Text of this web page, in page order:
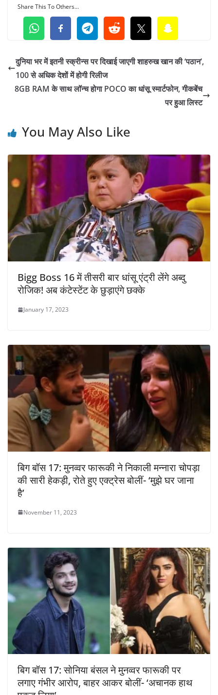
Share This To Others...
दुनिया भर में इतनी स्क्रीन्स पर दिखाई जाएगी शाहरुख खान की ‘पठान’,
100 से अधिक देशों में होगी रिलीज
8GB RAM के साथ लॉन्च होगा POCO का धांसू स्मार्टफोन, गीकबेंच
पर हुआ लिस्ट
You May Also Like
Bigg Boss 16 में तीसरी बार धांसू एंट्री लेंगे अब्दु
रोजिक! अब कंटेस्टेंट के छुड़ाएंगे छक्के
January 17, 2023
बिग बॉस 17: मुनव्वर फारूकी ने निकाली मन्नारा चोपड़ा
की सारी हेकड़ी, रोते हुए एक्ट्रेस बोलीं- ‘मुझे घर जाना
है’
November 11, 2023
बिग बॉस 17: सोनिया बंसल ने मुनव्वर फारूकी पर
लगाए गंभीर आरोप, बाहर आकर बोलीं- ‘अचानक हाथ